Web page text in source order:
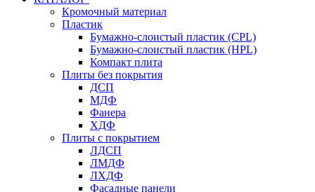
Кромочный материал
Пластик
Бумажно-слоистый пластик (CPL)
Бумажно-слоистый пластик (HPL)
Компакт плита
Плиты без покрытия
ДСП
МДФ
Фанера
ХДФ
Плиты с покрытием
ЛДСП
ЛМДФ
ЛХДФ
Фасадные панели